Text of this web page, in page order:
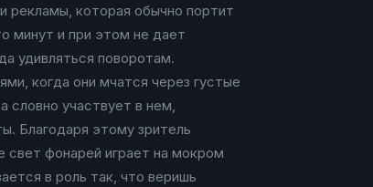
рекламы, которая обычно портит
минут и при этом не дает
удивляться поворотам.
когда они мчатся через густые
словно участвует в нем,
Благодаря этому зритель
свет фонарей играет на мокром
в роль так, что веришь